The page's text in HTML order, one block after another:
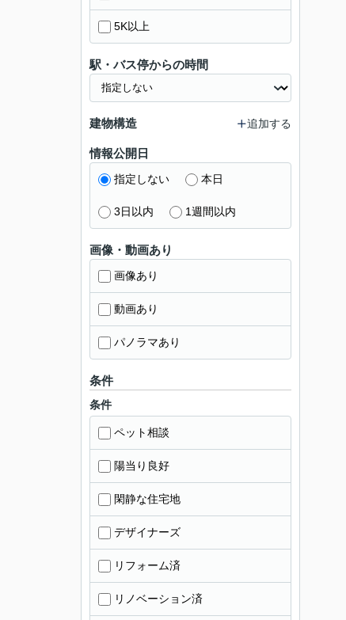
5K以上
駅・バス停からの時間
建物構造 追加する
情報公開日
指定しない 本日
3日以内 1週間以内
画像・動画あり
画像あり
動画あり
パノラマあり
条件
条件
ペット相談
陽当り良好
閑静な住宅地
デザイナーズ
リフォーム済
リノベーション済